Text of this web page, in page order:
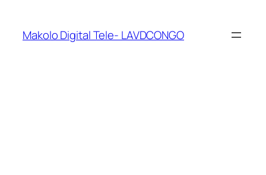
Makolo Digital Tele- LAVDCONGO